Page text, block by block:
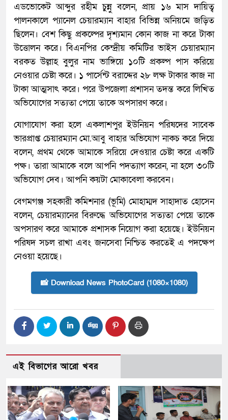
এডভোকেট আব্দুর রহীম চুন্নু বলেন, প্রায় ১৬ মাস দায়িত্ব
পালনকালে প্যানেল চেয়ারম্যান বাহার বিভিন্ন অনিয়মে জড়িত
ছিলেন। বেশ কিছু প্রকল্পের দৃশ্যমান কোন কাজ না করে টাকা
উত্তোলন করে। বিএনপির কেন্দ্রীয় কমিটির ভাইস চেয়ারম্যান
বরকত উল্লাহ বুলুর নাম ভাঙ্গিয়ে ১০টি প্রকল্প পাস করিয়ে
নেওয়ার চেষ্টা করে। ১ পার্সেন্ট বরাদ্দের ২৮ লক্ষ টাকার কাজ না
টাকা আত্মসাৎ করে। পরে উপজেলা প্রশাসন তদন্ত করে লিখিত
অভিযোগের সত্যতা পেয়ে তাকে অপসারণ করে।
যোগাযোগ করা হলে একলাশপুর ইউনিয়ন পরিষদের সাবেক
ভারপ্রাপ্ত চেয়ারম্যান মো.আবু বাহার অভিযোগ নাকচ করে দিয়ে
বলেন, প্রথম থেকে আমাকে সরিয়ে দেওয়ার চেষ্টা করে একটি
পক্ষ। তারা আমাকে বলে আপনি পদত্যাগ করেন, না হলে ৩০টি
অভিযোগ দেব। আপনি কয়টা মোকাবেলা করবেন।
বেগমগঞ্জ সহকারী কমিশনার (ভূমি) মোহাম্মদ সাহাদাত হোসেন
বলেন, চেয়ারম্যানের বিরুদ্ধে অভিযোগের সত্যতা পেয়ে তাকে
অপসারণ করে আমাকে প্রশাসক নিয়োগ করা হয়েছে। ইউনিয়ন
পরিষদ সচল রাখা এবং জনসেবা নিশ্চিত করতেই এ পদক্ষেপ
নেওয়া হয়েছে।
📸 Download News PhotoCard (1080×1080)
এই বিভাগের আরো খবর